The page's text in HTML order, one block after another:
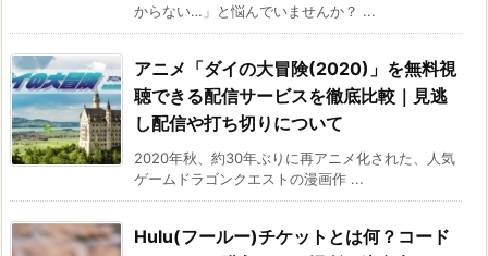
からない…」と悩んでいませんか？ ...
アニメ「ダイの大冒険(2020)」を無料視
聴できる配信サービスを徹底比較｜見逃
し配信や打ち切りについて
2020年秋、約30年ぶりに再アニメ化された、人気
ゲームドラゴンクエストの漫画作 ...
Hulu(フールー)チケットとは何？コード